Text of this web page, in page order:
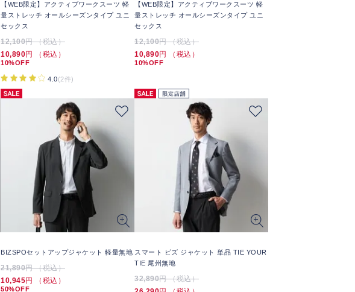
【WEB限定】アクティブワークスーツ 軽
量ストレッチ オールシーズンタイプ ユニ
セックス
12,100円 （税込）
10,890円 （税込）
10%OFF
4.0(2件)
【WEB限定】アクティブワークスーツ 軽
量ストレッチ オールシーズンタイプ ユニ
セックス
12,100円 （税込）
10,890円 （税込）
10%OFF
BIZSPOセットアップジャケット 軽量無地
21,890円 （税込）
10,945円 （税込）
50%OFF
スマート ビズ ジャケット 単品 TIE YOUR
TIE 尾州無地
32,890円 （税込）